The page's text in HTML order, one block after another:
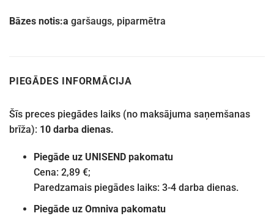
Bāzes notis:a garšaugs, piparmētra
PIEGĀDES INFORMĀCIJA
Šīs preces piegādes laiks (no maksājuma saņemšanas
brīža): 10 darba dienas.
Piegāde uz UNISEND pakomatu
Cena: 2,89 €;
Paredzamais piegādes laiks: 3-4 darba dienas.
Piegāde uz Omniva pakomatu